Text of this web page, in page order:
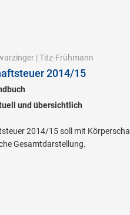
| Titz-Frühmann
2014/15
und übersichtlich
2014/15 soll mit
Gesamtdarstellung.